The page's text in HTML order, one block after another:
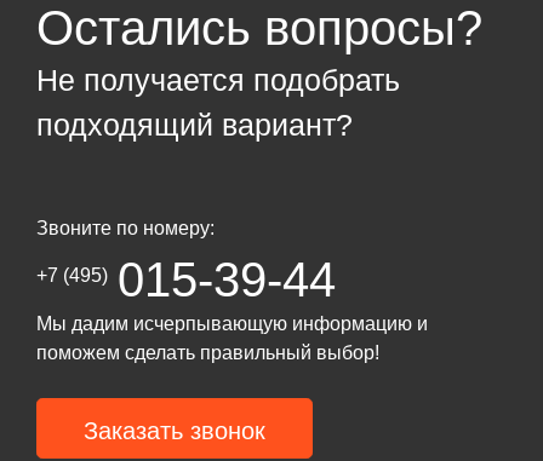
Остались вопросы?
Не получается подобрать
подходящий вариант?
Звоните по номеру:
+7 (495) 015-39-44
Мы дадим исчерпывающую информацию и
поможем сделать правильный выбор!
Заказать звонок